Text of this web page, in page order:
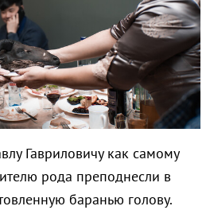
Гавриловичу как самому
рода преподнесли в
баранью голову.